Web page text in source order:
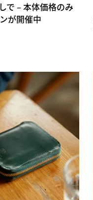
で – 本体価格のみ
が開催中